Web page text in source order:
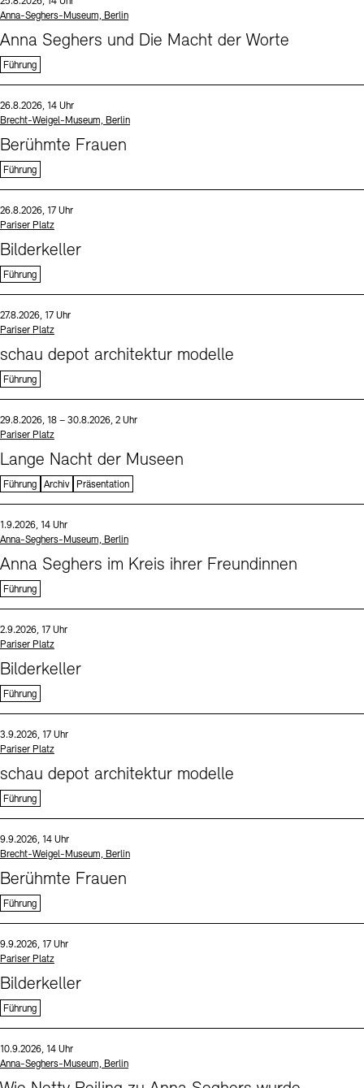
Standort
Anna-Seghers-Museum, Berlin
Anna Seghers und Die Macht der Worte
Führung
Datum und Uhrzeit:
26.8.2026, 14 Uhr
Standort
Brecht-Weigel-Museum, Berlin
Berühmte Frauen
Führung
Datum und Uhrzeit:
26.8.2026, 17 Uhr
Standort
Pariser Platz
Bilderkeller
Führung
Datum und Uhrzeit:
27.8.2026, 17 Uhr
Standort
Pariser Platz
schau depot architektur modelle
Führung
Datum und Uhrzeit:
29.8.2026, 18 – 30.8.2026, 2 Uhr
Standort
Pariser Platz
Lange Nacht der Museen
Führung Archiv Präsentation
Datum und Uhrzeit:
1.9.2026, 14 Uhr
Standort
Anna-Seghers-Museum, Berlin
Anna Seghers im Kreis ihrer Freundinnen
Führung
Datum und Uhrzeit:
2.9.2026, 17 Uhr
Standort
Pariser Platz
Bilderkeller
Führung
Datum und Uhrzeit:
3.9.2026, 17 Uhr
Standort
Pariser Platz
schau depot architektur modelle
Führung
Datum und Uhrzeit:
9.9.2026, 14 Uhr
Standort
Brecht-Weigel-Museum, Berlin
Berühmte Frauen
Führung
Datum und Uhrzeit:
9.9.2026, 17 Uhr
Standort
Pariser Platz
Bilderkeller
Führung
Datum und Uhrzeit:
10.9.2026, 14 Uhr
Standort
Anna-Seghers-Museum, Berlin